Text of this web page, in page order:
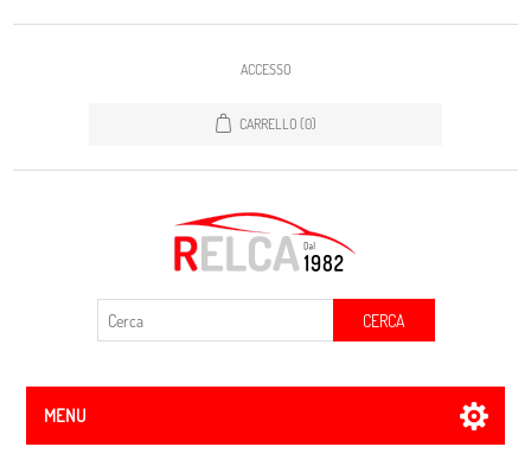
ACCESSO
CARRELLO (0)
CERCA
MENU